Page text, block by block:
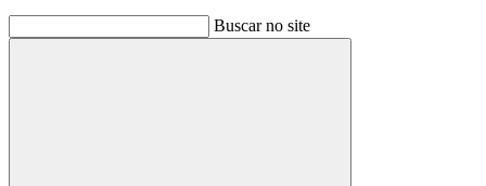
Buscar no site